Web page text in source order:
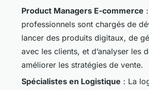
Product Managers E-commerce
professionnels sont chargés de
lancer des produits digitaux, de
avec les clients, et d’analyser les
améliorer les stratégies de vente.
Spécialistes en Logistique : La